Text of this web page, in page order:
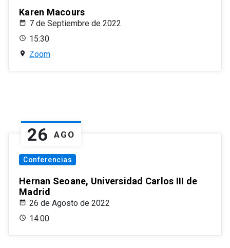
Karen Macours
7 de Septiembre de 2022
15:30
Zoom
26 AGO
Conferencias
Hernan Seoane, Universidad Carlos III de
Madrid
26 de Agosto de 2022
14:00